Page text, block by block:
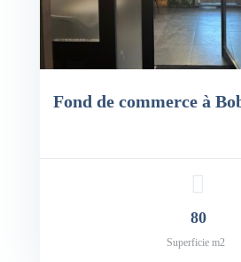
Fond de commerce à
80
Superficie m2